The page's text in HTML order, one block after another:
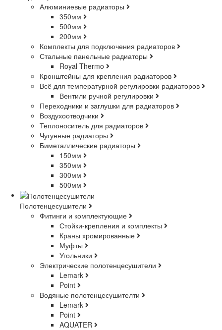
Алюминиевые радиаторы
350мм
500мм
200мм
Комплекты для подключения радиаторов
Стальные панельные радиаторы
Royal Thermo
Кронштейны для крепления радиаторов
Всё для температурной регулировки радиаторов
Вентили ручной регулировки
Переходники и заглушки для радиаторов
Воздухоотводчики
Теплоноситель для радиаторов
Чугунные радиаторы
Биметаллические радиаторы
150мм
350мм
300мм
500мм
Полотенцесушители
Фитинги и комплектующие
Стойки-крепления и комплекты
Краны хромированные
Муфты
Угольники
Электрические полотенцесушители
Lemark
Point
Водяные полотенцесушителти
Lemark
Point
AQUATER